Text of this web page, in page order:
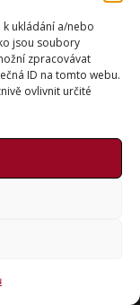
ukládání a/nebo
jsou soubory
zpracovávat
ID na tomto webu.
ovlivnit určité